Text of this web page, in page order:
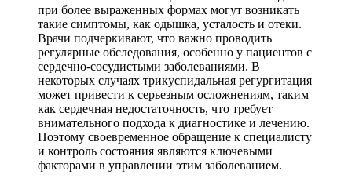
при более выраженных формах могут возникать
такие симптомы, как одышка, усталость и отеки.
Врачи подчеркивают, что важно проводить
регулярные обследования, особенно у пациентов с
сердечно-сосудистыми заболеваниями. В
некоторых случаях трикуспидальная регургитация
может привести к серьезным осложнениям, таким
как сердечная недостаточность, что требует
внимательного подхода к диагностике и лечению.
Поэтому своевременное обращение к специалисту
и контроль состояния являются ключевыми
факторами в управлении этим заболеванием.